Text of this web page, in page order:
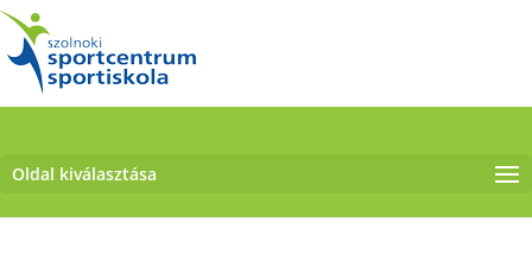
Oldal kiválasztása